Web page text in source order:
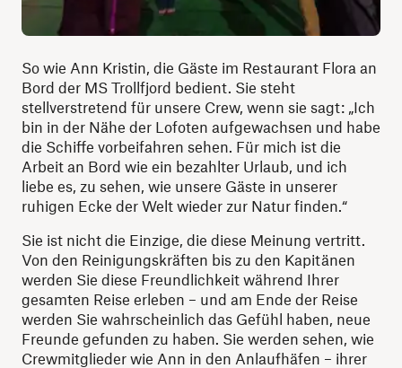
So wie Ann Kristin, die Gäste im Restaurant Flora an
Bord der MS Trollfjord bedient. Sie steht
stellverstretend für unsere Crew, wenn sie sagt: „Ich
bin in der Nähe der Lofoten aufgewachsen und habe
die Schiffe vorbeifahren sehen. Für mich ist die
Arbeit an Bord wie ein bezahlter Urlaub, und ich
liebe es, zu sehen, wie unsere Gäste in unserer
ruhigen Ecke der Welt wieder zur Natur finden.“
Sie ist nicht die Einzige, die diese Meinung vertritt.
Von den Reinigungskräften bis zu den Kapitänen
werden Sie diese Freundlichkeit während Ihrer
gesamten Reise erleben – und am Ende der Reise
werden Sie wahrscheinlich das Gefühl haben, neue
Freunde gefunden zu haben. Sie werden sehen, wie
Crewmitglieder wie Ann in den Anlaufhäfen – ihrer